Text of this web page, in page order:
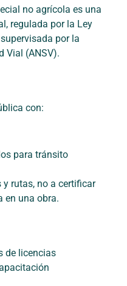
no agrícola es una
, regulada por la Ley
por la
Vial (ANSV).
con:
para tránsito
y rutas, no a certificar
en una obra.
de licencias